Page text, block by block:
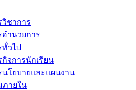
ชาการ
ำนวยการ
วไป
จการนักเรียน
โยบายและแผนงาน
ายใน